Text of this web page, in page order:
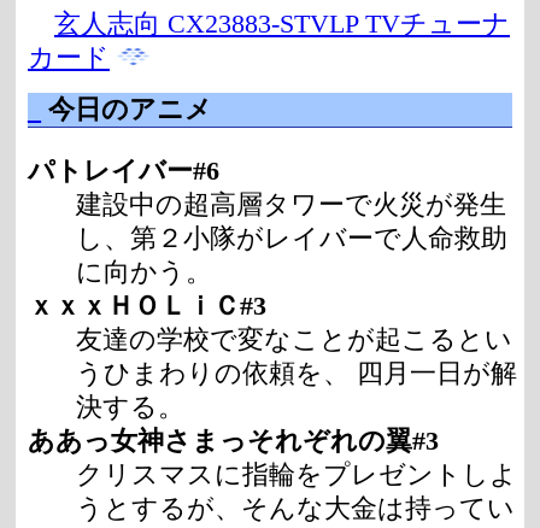
玄人志向 CX23883-STVLP TVチューナ
カード
今日のアニメ
パトレイバー#6
建設中の超高層タワーで火災が発生
し、第２小隊がレイバーで人命救助
に向かう。
ｘｘｘＨＯＬｉＣ#3
友達の学校で変なことが起こるとい
うひまわりの依頼を、 四月一日が解
決する。
ああっ女神さまっそれぞれの翼#3
クリスマスに指輪をプレゼントしよ
うとするが、そんな大金は持ってい